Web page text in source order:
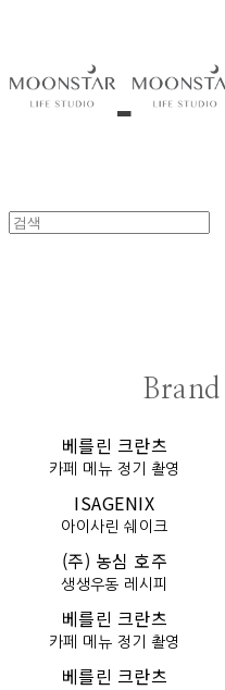
베를린 크란츠
카페 메뉴 정기 촬영
ISAGENIX
아이사린 쉐이크
(주) 농심 호주
생생우동 레시피
베를린 크란츠
카페 메뉴 정기 촬영
베를린 크란츠